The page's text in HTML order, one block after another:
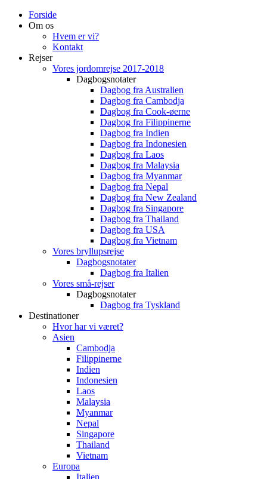
Forside
Om os
Hvem er vi?
Kontakt
Rejser
Vores jordomrejse 2017-2018
Dagbogsnotater
Dagbog fra Australien
Dagbog fra Cambodja
Dagbog fra Cook-øerne
Dagbog fra Filippinerne
Dagbog fra Indien
Dagbog fra Indonesien
Dagbog fra Laos
Dagbog fra Malaysia
Dagbog fra Myanmar
Dagbog fra Nepal
Dagbog fra New Zealand
Dagbog fra Singapore
Dagbog fra Thailand
Dagbog fra USA
Dagbog fra Vietnam
Vores bryllupsrejse
Dagbogsnotater
Dagbog fra Italien
Vores små-rejser
Dagbogsnotater
Dagbog fra Tyskland
Destinationer
Hvor har vi været?
Asien
Cambodja
Filippinerne
Indien
Indonesien
Laos
Malaysia
Myanmar
Nepal
Singapore
Thailand
Vietnam
Europa
Italien